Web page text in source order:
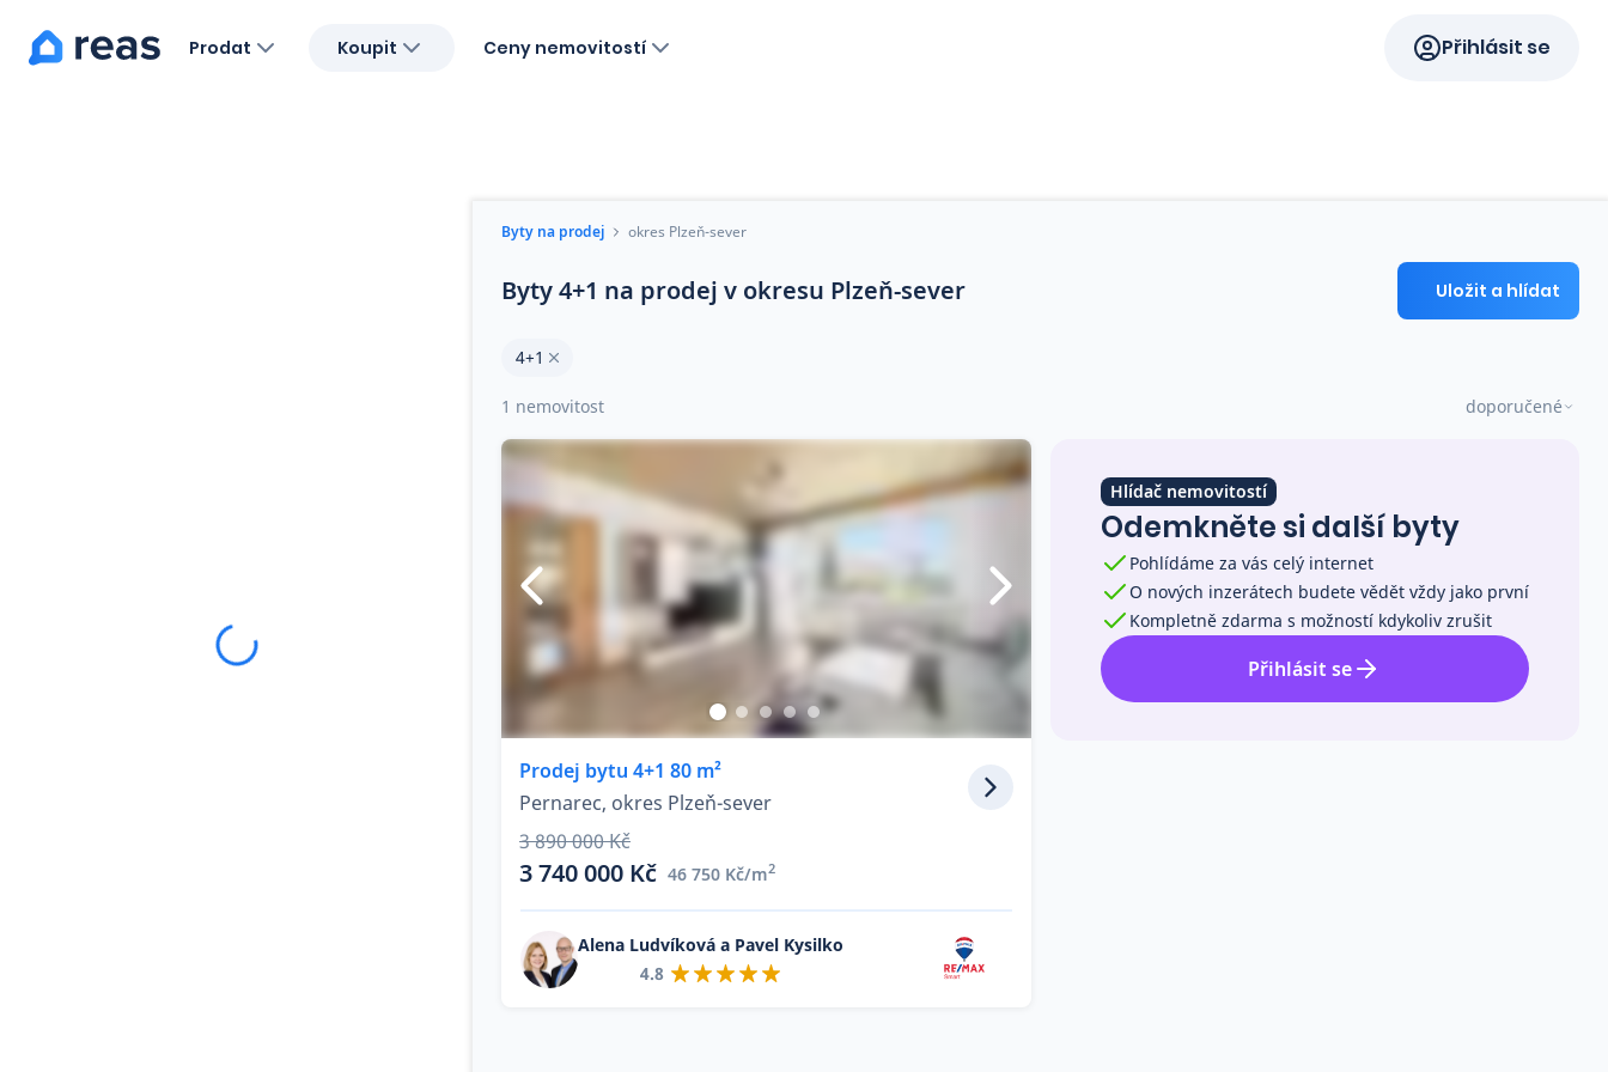
Prodat Koupit Ceny nemovitostí Přihlásit se
Byty na prodej okres Plzeň-sever
Byty 4+1 na prodej v okresu Plzeň-sever Uložit a hlídat
4+1
1 nemovitost doporučené
Prodej bytu 4+1 80 m²
Pernarec, okres Plzeň-sever
3 890 000 Kč
3 740 000 Kč 46 750 Kč/m2
Alena Ludvíková a Pavel Kysilko
4.8
Hlídač nemovitostí
Odemkněte si další byty
Pohlídáme za vás celý internet
O nových inzerátech budete vědět vždy jako první
Kompletně zdarma s možností kdykoliv zrušit
Přihlásit se